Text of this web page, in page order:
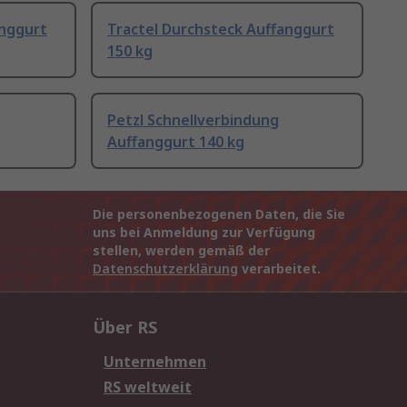
Tractel Durchsteck Auffanggurt
150 kg
Petzl Schnellverbindung
Auffanggurt 140 kg
Die personenbezogenen Daten, die Sie
uns bei Anmeldung zur Verfügung
stellen, werden gemäß der
Datenschutzerklärung verarbeitet.
Über RS
Unternehmen
RS weltweit